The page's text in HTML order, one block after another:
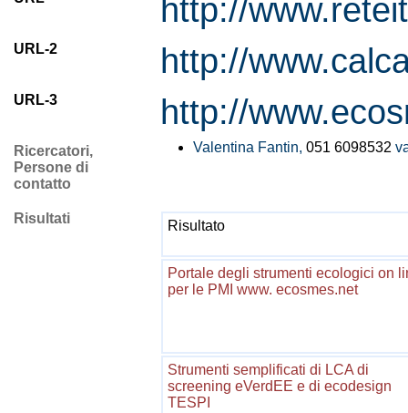
http://
URL-2 http://
URL-3 http://
Ricercatori,
Persone di
contatto
Valentina Fantin, 051 6098532
Risultati Risultato
Portale degli strumenti ecologici on
per le PMI www. ecosmes.net
Strumenti semplificati di LCA di
screening eVerdEE e di ecodesign
TESPI